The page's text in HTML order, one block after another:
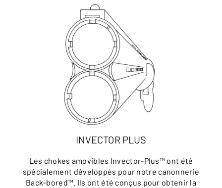
INVECTOR PLUS
Les chokes amovibles Invector-Plus™ ont été
spécialement développés pour notre canonnerie
Back-bored™. Ils ont été conçus pour obtenir la